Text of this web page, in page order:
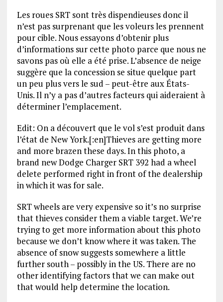
Les roues SRT sont très dispendieuses donc il
n’est pas surprenant que les voleurs les prennent
pour cible. Nous essayons d’obtenir plus
d’informations sur cette photo parce que nous ne
savons pas où elle a été prise. L’absence de neige
suggère que la concession se situe quelque part
un peu plus vers le sud – peut-être aux États-
Unis. Il n’y a pas d’autres facteurs qui aideraient à
déterminer l’emplacement.
Edit: On a découvert que le vol s’est produit dans
l’état de New York.[:en]Thieves are getting more
and more brazen these days. In this photo, a
brand new Dodge Charger SRT 392 had a wheel
delete performed right in front of the dealership
in which it was for sale.
SRT wheels are very expensive so it’s no surprise
that thieves consider them a viable target. We’re
trying to get more information about this photo
because we don’t know where it was taken. The
absence of snow suggests somewhere a little
further south – possibly in the US. There are no
other identifying factors that we can make out
that would help determine the location.